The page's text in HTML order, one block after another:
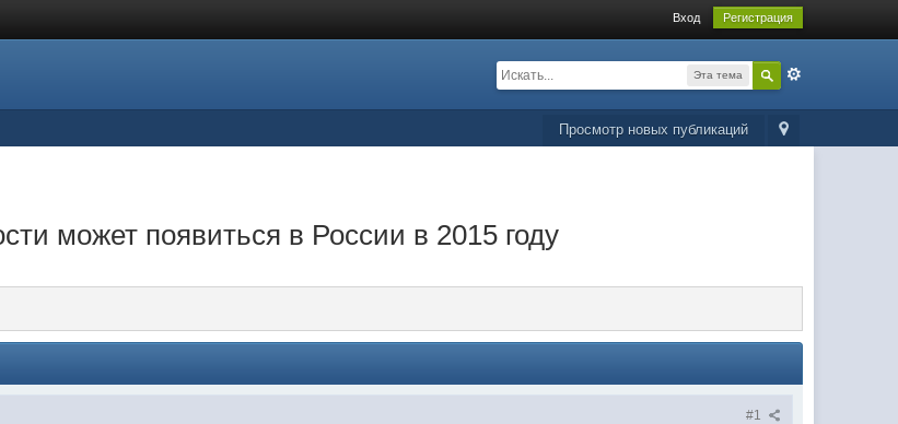
Вход Регистрация
Эта тема
Просмотр новых публикаций
может появиться в России в 2015 году
#1